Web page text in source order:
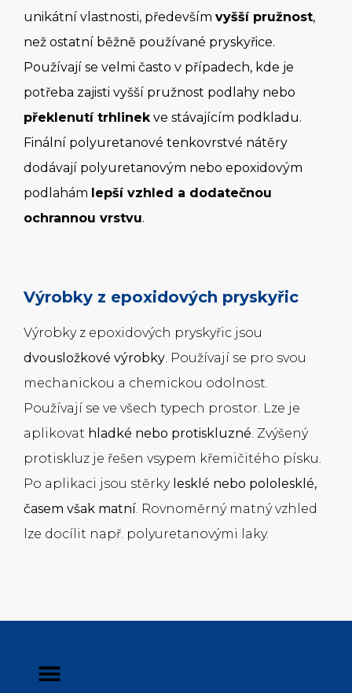
unikátní vlastnosti, především vyšší pružnost,
než ostatní běžně používané pryskyřice.
Používají se velmi často v případech, kde je
potřeba zajisti vyšší pružnost podlahy nebo
překlenutí trhlinek ve stávajícím podkladu.
Finální polyuretanové tenkovrstvé nátěry
dodávají polyuretanovým nebo epoxidovým
podlahám lepší vzhled a dodatečnou
ochrannou vrstvu.
Výrobky z epoxidových pryskyřic
Výrobky z epoxidových pryskyřic jsou
dvousložkové výrobky. Používají se pro svou
mechanickou a chemickou odolnost.
Používají se ve všech typech prostor. Lze je
aplikovat hladké nebo protiskluzné. Zvýšený
protiskluz je řešen vsypem křemičitého písku.
Po aplikaci jsou stěrky lesklé nebo pololesklé,
časem však matní. Rovnoměrný matný vzhled
lze docílit např. polyuretanový­mi laky.